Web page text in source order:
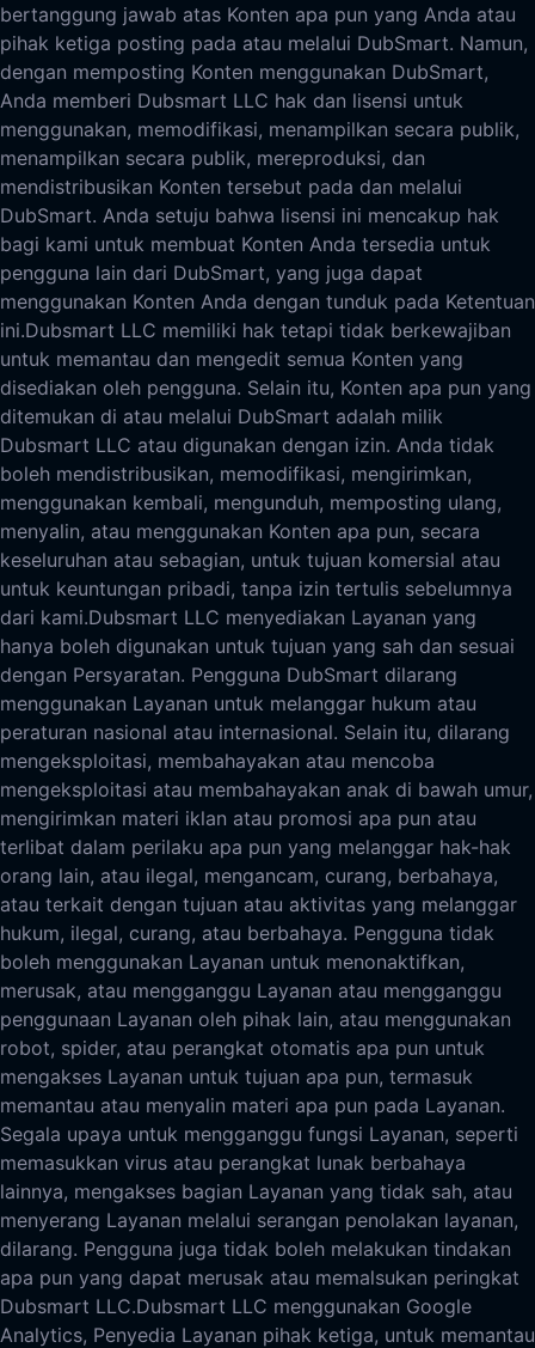
bertanggung jawab atas Konten apa pun yang Anda atau
pihak ketiga posting pada atau melalui DubSmart. Namun,
dengan memposting Konten menggunakan DubSmart,
Anda memberi Dubsmart LLC hak dan lisensi untuk
menggunakan, memodifikasi, menampilkan secara publik,
menampilkan secara publik, mereproduksi, dan
mendistribusikan Konten tersebut pada dan melalui
DubSmart. Anda setuju bahwa lisensi ini mencakup hak
bagi kami untuk membuat Konten Anda tersedia untuk
pengguna lain dari DubSmart, yang juga dapat
menggunakan Konten Anda dengan tunduk pada Ketentuan
ini.Dubsmart LLC memiliki hak tetapi tidak berkewajiban
untuk memantau dan mengedit semua Konten yang
disediakan oleh pengguna. Selain itu, Konten apa pun yang
ditemukan di atau melalui DubSmart adalah milik
Dubsmart LLC atau digunakan dengan izin. Anda tidak
boleh mendistribusikan, memodifikasi, mengirimkan,
menggunakan kembali, mengunduh, memposting ulang,
menyalin, atau menggunakan Konten apa pun, secara
keseluruhan atau sebagian, untuk tujuan komersial atau
untuk keuntungan pribadi, tanpa izin tertulis sebelumnya
dari kami.Dubsmart LLC menyediakan Layanan yang
hanya boleh digunakan untuk tujuan yang sah dan sesuai
dengan Persyaratan. Pengguna DubSmart dilarang
menggunakan Layanan untuk melanggar hukum atau
peraturan nasional atau internasional. Selain itu, dilarang
mengeksploitasi, membahayakan atau mencoba
mengeksploitasi atau membahayakan anak di bawah umur,
mengirimkan materi iklan atau promosi apa pun atau
terlibat dalam perilaku apa pun yang melanggar hak-hak
orang lain, atau ilegal, mengancam, curang, berbahaya,
atau terkait dengan tujuan atau aktivitas yang melanggar
hukum, ilegal, curang, atau berbahaya. Pengguna tidak
boleh menggunakan Layanan untuk menonaktifkan,
merusak, atau mengganggu Layanan atau mengganggu
penggunaan Layanan oleh pihak lain, atau menggunakan
robot, spider, atau perangkat otomatis apa pun untuk
mengakses Layanan untuk tujuan apa pun, termasuk
memantau atau menyalin materi apa pun pada Layanan.
Segala upaya untuk mengganggu fungsi Layanan, seperti
memasukkan virus atau perangkat lunak berbahaya
lainnya, mengakses bagian Layanan yang tidak sah, atau
menyerang Layanan melalui serangan penolakan layanan,
dilarang. Pengguna juga tidak boleh melakukan tindakan
apa pun yang dapat merusak atau memalsukan peringkat
Dubsmart LLC.Dubsmart LLC menggunakan Google
Analytics, Penyedia Layanan pihak ketiga, untuk memantau